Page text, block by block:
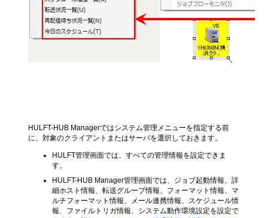
HULFT-HUB Managerではシステム管理メニューを指定する前
に、対象のクライアントまたはサーバを選択しておきます。
HULFT管理画面では、すべての管理情報を設定できま
す。
HULFT-HUB Manager管理画面では、ジョブ起動情報、詳
細ホスト情報、転送グループ情報、フォーマット情報、マ
ルチフォーマット情報、メール連携情報、スケジュール情
報、ファイルトリガ情報、システム動作環境設定を設定で